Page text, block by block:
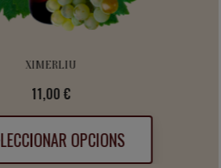
XIMERLIU
Preu
11,00 €
OPCIONS